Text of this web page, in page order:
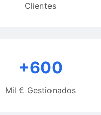
Clientes
+600
Mil € Gestionados